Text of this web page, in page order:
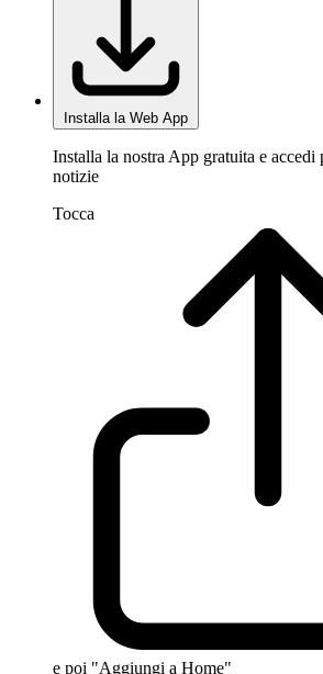
Installa la Web App
Installa la nostra App gratuita e accedi
notizie
Tocca
e poi "Aggiungi a Home"